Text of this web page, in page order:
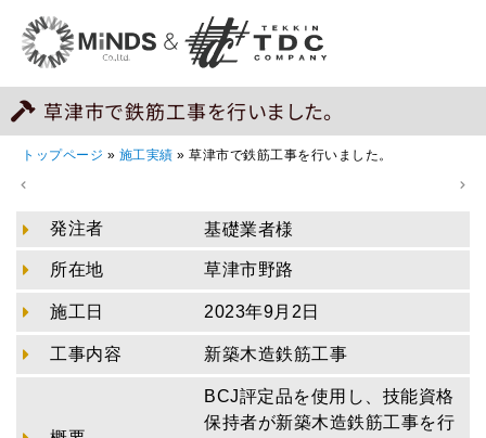
草津市で鉄筋工事を行いました。
トップページ » 施工実績 » 草津市で鉄筋工事を行いました。
発注者 基礎業者様
所在地 草津市野路
施工日 2023年9月2日
工事内容 新築木造鉄筋工事
BCJ評定品を使用し、技能資格
保持者が新築木造鉄筋工事を行